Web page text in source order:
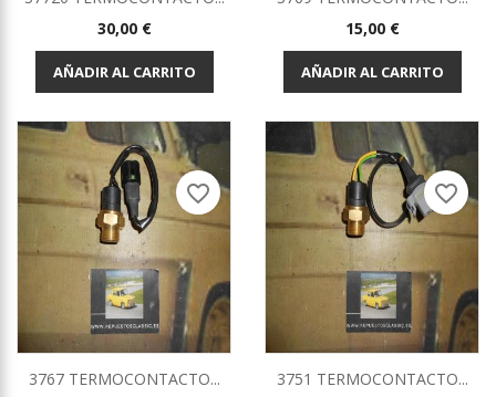
Precio
30,00 €
AÑADIR AL CARRITO
Precio
15,00 €
AÑADIR AL CARRITO
3767 TERMOCONTACTO...
favorite_border
3751 TERMOCONTACTO...
favorite_border